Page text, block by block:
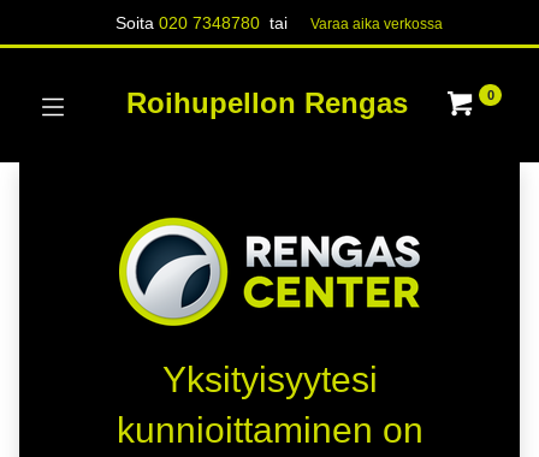
Soita020 7348780 tai Varaa aika verk​​​​ossa
Roihupellon Rengas 0
Yksityisyytesi
kunnioittaminen on